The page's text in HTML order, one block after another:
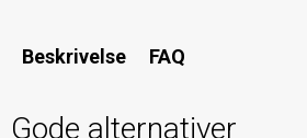
Beskrivelse FAQ
Gode alternativer